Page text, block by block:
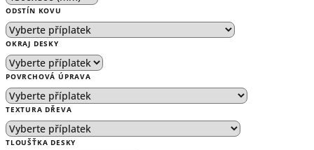
ODSTÍN KOVU
OKRAJ DESKY
POVRCHOVÁ ÚPRAVA
TEXTURA DŘEVA
TLOUŠŤKA DESKY